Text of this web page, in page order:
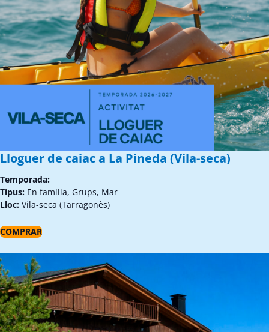
Lloguer de caiac a La Pineda (Vila-seca)
Temporada:
Tipus: En família, Grups, Mar
Lloc: Vila-seca (Tarragonès)
COMPRAR